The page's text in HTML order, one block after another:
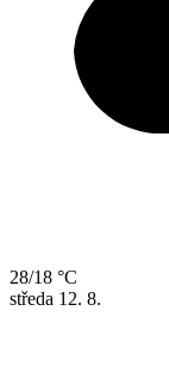
28/18 °C
středa 12. 8.